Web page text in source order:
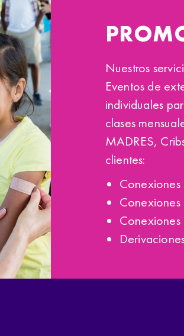
Nuestros
Eventos de
individuales
clases
MADRES,
clientes:
Conexiones
Conexiones